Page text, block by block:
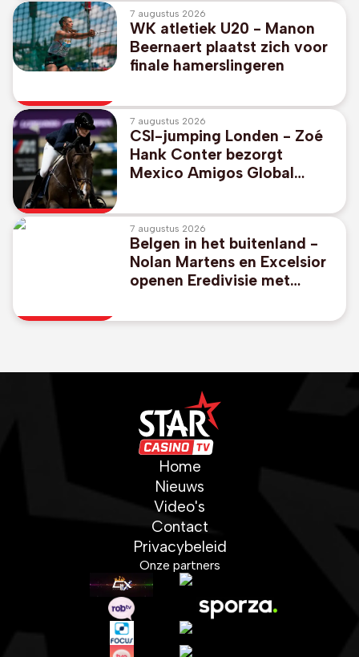
7 augustus 2026
WK atletiek U20 - Manon
Beernaert plaatst zich voor
finale hamerslingeren
7 augustus 2026
CSI-jumping Londen - Zoé
Hank Conter bezorgt
Mexico Amigos Global
overwinning in Londen
7 augustus 2026
Belgen in het buitenland -
Nolan Martens en Excelsior
openen Eredivisie met
promovendus Cambuur
Home
Nieuws
Video's
Contact
Privacybeleid
Onze partners